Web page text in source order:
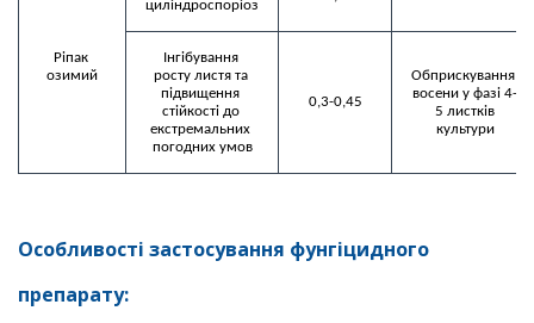
Ріпак
озимий
циліндроспорiоз
Інгібування
росту листя та
підвищення
стійкості до
екстремальних
погодних умов
0,3-0,45
Обприскування
восени у фазі 4-
5 листків
культури
Особливості застосування фунгіцидного
препарату: